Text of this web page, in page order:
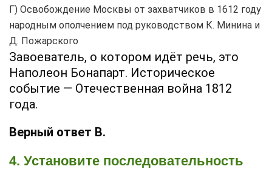
Г) Освобождение Москвы от захватчиков в 1612 году
народным ополчением под руководством К. Минина и
Д. Пожарского
Завоеватель, о котором идёт речь, это
Наполеон Бонапарт. Историческое
событие — Отечественная война 1812
года.
Верный ответ В.
4. Установите последовательность